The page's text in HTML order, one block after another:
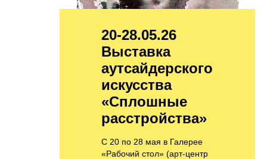
20-28.05.26
Выставка
аутсайдерского
искусства
«Сплошные
расстройства»
C 20 по 28 мая в Галерее
«Рабочий стол» (арт-центр